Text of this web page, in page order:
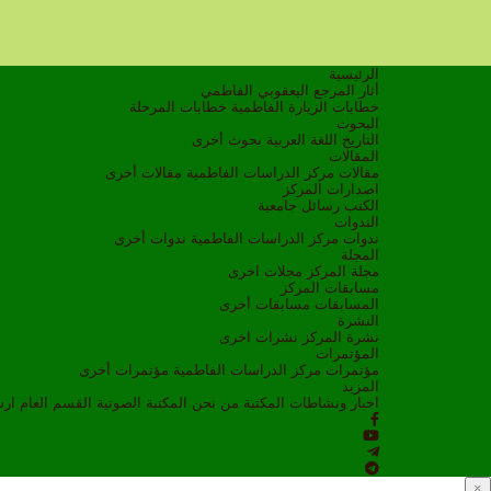
الرئيسية
أثار المرجع اليعقوبي الفاطمي
خطابات الزيارة الفاطمية خطابات المرحلة
البحوث
التاريخ
اللغة العربية بحوث أخرى
المقالات
مقالات مركز الدراسات الفاطمية مقالات أخرى
اصدارات المركز
الكتب رسائل جامعية
الندوات
ندوات مركز الدراسات الفاطمية ندوات أخرى
المجلة
مجلة المركز مجلات اخرى
مسابقات المركز
المسابقات مسابقات أخرى
النشرة
نشرة المركز نشرات اخرى
المؤتمرات
مؤتمرات مركز الدراسات الفاطمية مؤتمرات أخرى
المزيد
اخبار ونشاطات
المكتبة من نحن المكتبة الصوتية القسم العام